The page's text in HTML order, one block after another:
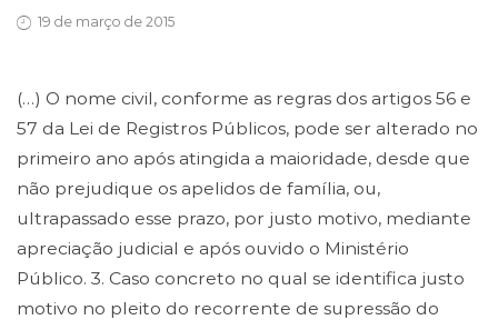
19 de março de 2015
(…) O nome civil, conforme as regras dos artigos 56 e
57 da Lei de Registros Públicos, pode ser alterado no
primeiro ano após atingida a maioridade, desde que
não prejudique os apelidos de família, ou,
ultrapassado esse prazo, por justo motivo, mediante
apreciação judicial e após ouvido o Ministério
Público. 3. Caso concreto no qual se identifica justo
motivo no pleito do recorrente de supressão do